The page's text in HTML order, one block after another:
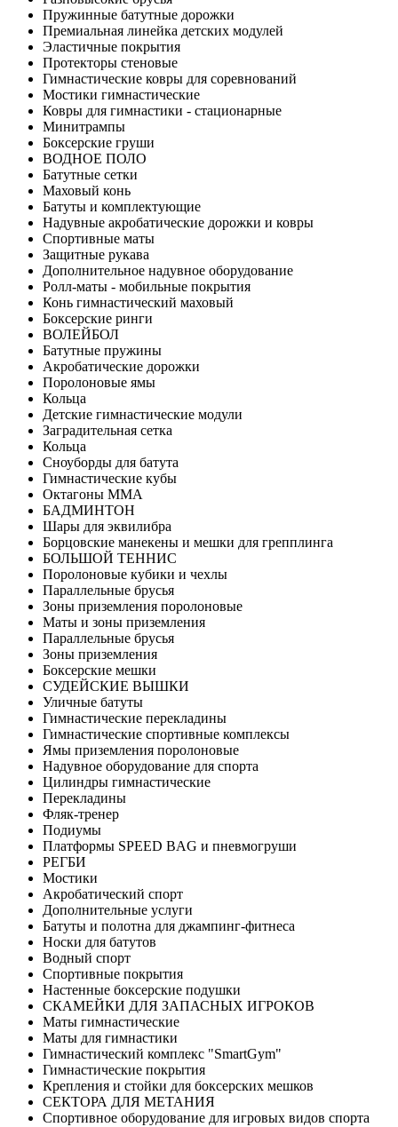
Пружинные батутные дорожки
Премиальная линейка детских модулей
Эластичные покрытия
Протекторы стеновые
Гимнастические ковры для соревнований
Мостики гимнастические
Ковры для гимнастики - стационарные
Минитрампы
Боксерские груши
ВОДНОЕ ПОЛО
Батутные сетки
Маховый конь
Батуты и комплектующие
Надувные акробатические дорожки и ковры
Спортивные маты
Защитные рукава
Дополнительное надувное оборудование
Ролл-маты - мобильные покрытия
Конь гимнастический маховый
Боксерские ринги
ВОЛЕЙБОЛ
Батутные пружины
Акробатические дорожки
Поролоновые ямы
Кольца
Детские гимнастические модули
Заградительная сетка
Кольца
Сноуборды для батута
Гимнастические кубы
Октагоны MMA
БАДМИНТОН
Шары для эквилибра
Борцовские манекены и мешки для грепплинга
БОЛЬШОЙ ТЕННИС
Поролоновые кубики и чехлы
Параллельные брусья
Зоны приземления поролоновые
Маты и зоны приземления
Параллельные брусья
Зоны приземления
Боксерские мешки
СУДЕЙСКИЕ ВЫШКИ
Уличные батуты
Гимнастические перекладины
Гимнастические спортивные комплексы
Ямы приземления поролоновые
Надувное оборудование для спорта
Цилиндры гимнастические
Перекладины
Фляк-тренер
Подиумы
Платформы SPEED BAG и пневмогруши
РЕГБИ
Мостики
Акробатический спорт
Дополнительные услуги
Батуты и полотна для джампинг-фитнеса
Носки для батутов
Водный спорт
Спортивные покрытия
Настенные боксерские подушки
СКАМЕЙКИ ДЛЯ ЗАПАСНЫХ ИГРОКОВ
Маты гимнастические
Маты для гимнастики
Гимнастический комплекс "SmartGym"
Гимнастические покрытия
Крепления и стойки для боксерских мешков
СЕКТОРА ДЛЯ МЕТАНИЯ
Спортивное оборудование для игровых видов спорта